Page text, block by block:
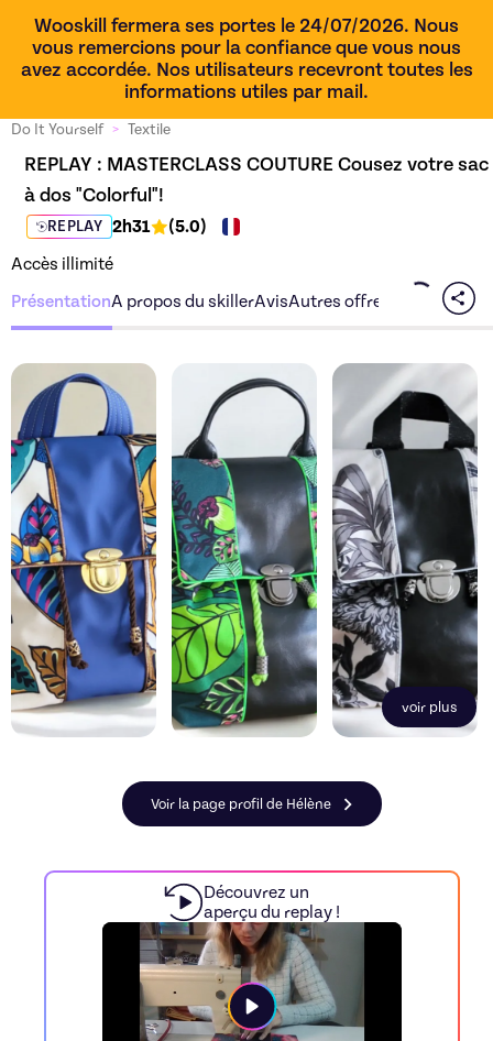
Wooskill fermera ses portes le 24/07/2026. Nous
vous remercions pour la confiance que vous nous
avez accordée. Nos utilisateurs recevront toutes les
informations utiles par mail.
Do It Yourself > Textile
REPLAY : MASTERCLASS COUTURE Cousez votre sac
à dos "Colorful"!
REPLAY 2h31 (5.0)
Accès illimité
PrésentationA propos du skillerAvisAutres offres du skiller
Découvrez l'offre MASTERCLASS
Découvrez l'offre
voir plus
Voir la page profil de Hélène
Découvrez un
aperçu du replay !